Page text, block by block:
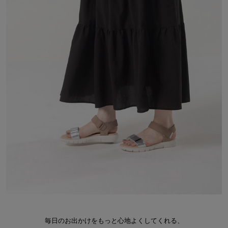
毎日のお出かけをもっと心地よくしてくれる、